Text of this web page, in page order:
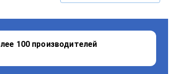
100 производителей